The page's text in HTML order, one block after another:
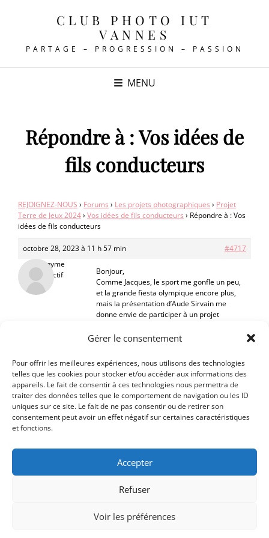
Gérer le consentement
Pour offrir les meilleures expériences, nous utilisons des technologies
telles que les cookies pour stocker et/ou accéder aux informations des
appareils. Le fait de consentir à ces technologies nous permettra de
traiter des données telles que le comportement de navigation ou les ID
uniques sur ce site. Le fait de ne pas consentir ou de retirer son
consentement peut avoir un effet négatif sur certaines caractéristiques
et fonctions.
Accepter
Refuser
Voir les préférences
CLUB PHOTO IUT
VANNES
PARTAGE – PROGRESSION – PASSION
MENU
Répondre à : Vos idées de
fils conducteurs
REJOIGNEZ-NOUS › Forums › Les projets photographiques › Projet
Terre de Jeux 2024› Vos idées de fils conducteurs › Répondre à : Vos
idées de fils conducteurs
octobre 28, 2023 à 11 h 57 min
#4717
Anonyme
Inactif
Bonjour,
Comme Jacques, le sport me gonfle un peu,
et la grande fiesta olympique encore plus,
mais la présentation d’Aude Sirvain me
donne envie de participer à un projet
Mes goûts personnels me porteraient vers
À très bientôt